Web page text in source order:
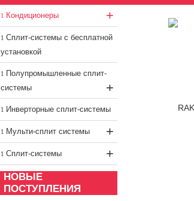
Кондиционеры +
Сплит-системы с бесплатной
установкой
Полупромышленные сплит-
системы
+
Инверторные сплит-системы
Мульти-сплит системы +
Сплит-системы +
НОВЫЕ
ПОСТУПЛЕНИЯ